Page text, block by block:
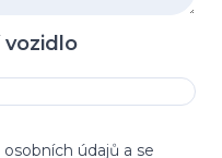
vozidlo
údajů a se